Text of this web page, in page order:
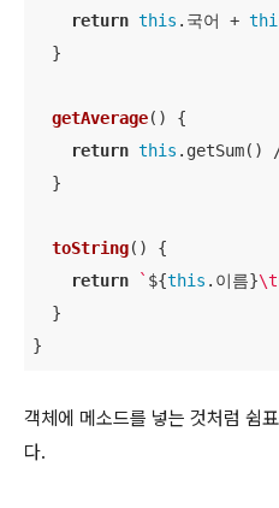
return this .국어 +
  }
getAverage( )
{
return this .getSum()
  }
toString( )
{
return
` ${this .이름}\t
  }
}
객체에 메소드를 넣는 것처럼 쉼
다.